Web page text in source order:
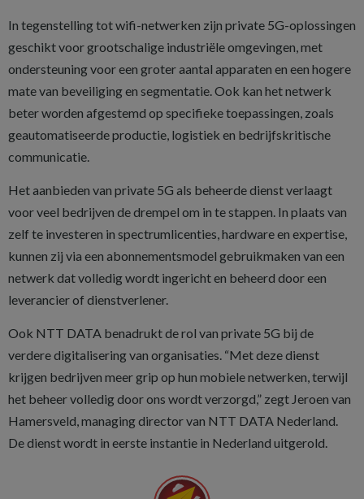
In tegenstelling tot wifi-netwerken zijn private 5G-oplossingen
geschikt voor grootschalige industriële omgevingen, met
ondersteuning voor een groter aantal apparaten en een hogere
mate van beveiliging en segmentatie. Ook kan het netwerk
beter worden afgestemd op specifieke toepassingen, zoals
geautomatiseerde productie, logistiek en bedrijfskritische
communicatie.
Het aanbieden van private 5G als beheerde dienst verlaagt
voor veel bedrijven de drempel om in te stappen. In plaats van
zelf te investeren in spectrumlicenties, hardware en expertise,
kunnen zij via een abonnementsmodel gebruikmaken van een
netwerk dat volledig wordt ingericht en beheerd door een
leverancier of dienstverlener.
Ook NTT DATA benadrukt de rol van private 5G bij de
verdere digitalisering van organisaties. “Met deze dienst
krijgen bedrijven meer grip op hun mobiele netwerken, terwijl
het beheer volledig door ons wordt verzorgd,” zegt Jeroen van
Hamersveld, managing director van NTT DATA Nederland.
De dienst wordt in eerste instantie in Nederland uitgerold.